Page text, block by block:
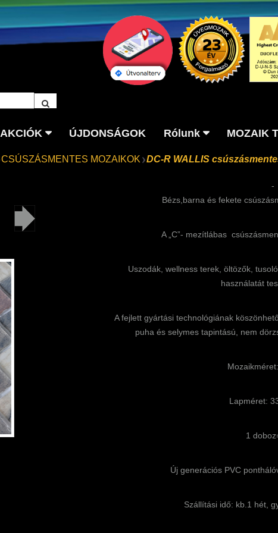
AKCIÓK ÚJDONSÁGOK Rólunk MOZAIK
CSÚSZÁSMENTES MOZAIKOK DC-R WALLIS
-
Bézs,barna és fekete
A „C”- mezítlábas
Uszodák, wellness terek, öltözők,
használatát
A fejlett gyártási technológiának
puha és selymes tapintású, nem
Lapméret:
1
Új generációs PVC
Szállítási idő: kb.1 hét,